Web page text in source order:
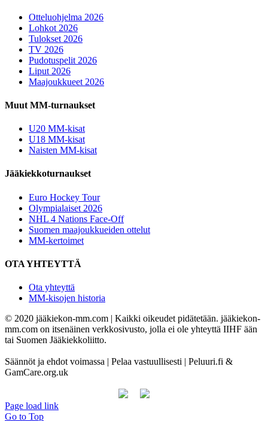
Otteluohjelma 2026
Lohkot 2026
Tulokset 2026
TV 2026
Pudotuspelit 2026
Liput 2026
Maajoukkueet 2026
Muut MM-turnaukset
U20 MM-kisat
U18 MM-kisat
Naisten MM-kisat
Jääkiekkoturnaukset
Euro Hockey Tour
Olympialaiset 2026
NHL 4 Nations Face-Off
Suomen maajoukkueiden ottelut
MM-kertoimet
OTA YHTEYTTÄ
Ota yhteyttä
MM-kisojen historia
© 2020 jääkiekon-mm.com | Kaikki oikeudet pidätetään. jääkiekon-
mm.com on itsenäinen verkkosivusto, jolla ei ole yhteyttä IIHF ään
tai Suomen Jääkiekkoliitto.
Säännöt ja ehdot voimassa | Pelaa vastuullisesti | Peluuri.fi &
GamCare.org.uk
Page load link
Go to Top